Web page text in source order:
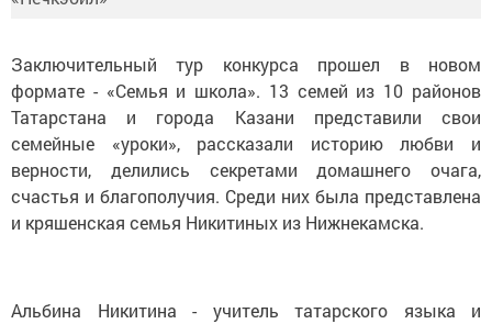
Заключительный тур конкурса прошел в новом
формате - «Семья и школа». 13 семей из 10 районов
Татарстана и города Казани представили свои
семейные «уроки», рассказали историю любви и
верности, делились секретами домашнего очага,
счастья и благополучия. Среди них была представлена
и кряшенская семья Никитиных из Нижнекамска.
Альбина Никитина - учитель татарского языка и